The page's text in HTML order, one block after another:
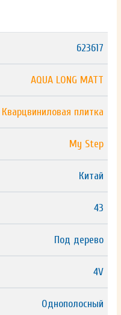
623617
AQUA LONG MATT
Кварцвиниловая плитка
My Step
Китай
43
Под дерево
4V
Однополосный